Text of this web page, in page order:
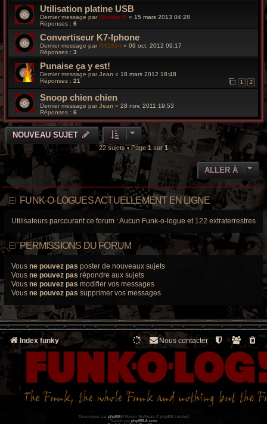
Utilisation platine USB
Dernier message parWonder B « 15 mars 2013 04:28
Réponses : 6
Convertiseur K7-Iphone
Dernier message par RN1814 « 09 oct. 2012 09:17
Réponses : 3
Punaise ça y est!
Dernier message parJean « 18 mars 2012 18:48
Réponses : 21 1 2
Snoop chien chien
Dernier message par Jean « 28 nov. 2011 19:53
Réponses : 6
NOUVEAU SUJET
22 sujets • Page 1 sur1
ALLER À
FUNK-O-LOGUES ACTUELLEMENT EN LIGNE
Utilisateurs parcourant ce forum : Aucun Funk-o-logue et 122 extraterrestres
PERMISSIONS DU FORUM
Vous ne pouvez pas poster de nouveaux sujets
Vous ne pouvez pas répondre aux sujets
Vous ne pouvez pas modifier vos messages
Vous ne pouvez pas supprimer vos messages
Index funky Nous contacter
Développé par phpBB® Forum Software © phpBB Limited
Traduit par phpBB-fr.com